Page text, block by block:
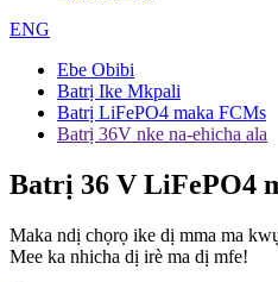
ENG
Ebe Obibi
Batrị Ike Mkpali
Batrị LiFePO4 maka FCMs
Batrị 36V nke na-ehicha ala
Batrị 36 V LiFePO4
Maka ndị chọrọ ike dị mma ma
Mee ka nhicha dị irè ma dị mfe!